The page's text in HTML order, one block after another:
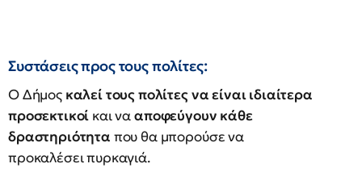
Συστάσεις προς τους πολίτες:
Ο Δήμος καλεί τους πολίτες να είναι ιδιαίτερα
προσεκτικοί και νααποφεύγουν κάθε
δραστηριότητα που θα μπορούσε να
προκαλέσει πυρκαγιά.